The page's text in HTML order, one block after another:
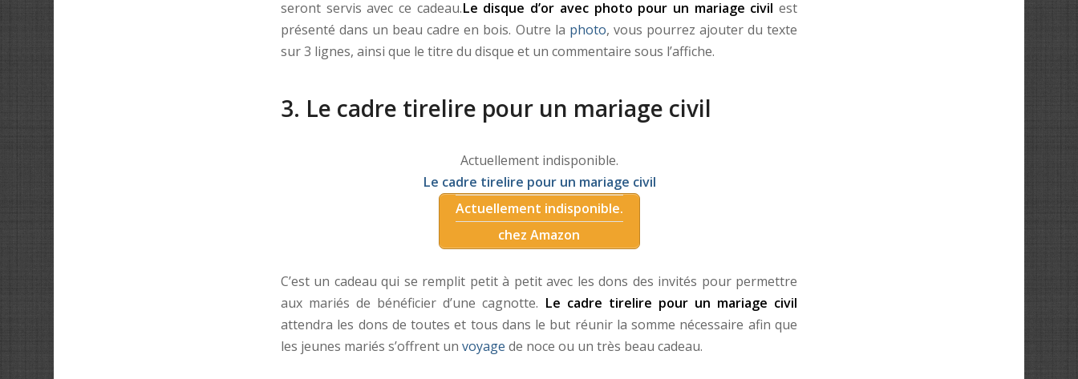
seront servis avec ce cadeau.Le disque d’or avec photo pour un mariage civil est
présenté dans un beau cadre en bois. Outre la photo, vous pourrez ajouter du texte
sur 3 lignes, ainsi que le titre du disque et un commentaire sous l’affiche.
3. Le cadre tirelire pour un mariage civil
Actuellement indisponible.
Le cadre tirelire pour un mariage civil
Actuellement indisponible.
chez Amazon
C’est un cadeau qui se remplit petit à petit avec les dons des invités pour permettre
aux mariés de bénéficier d’une cagnotte. Le cadre tirelire pour un mariage civil
attendra les dons de toutes et tous dans le but réunir la somme nécessaire afin que
les jeunes mariés s’offrent un voyage de noce ou un très beau cadeau.